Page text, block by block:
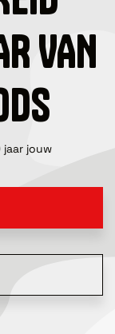
VAN
jaar jouw